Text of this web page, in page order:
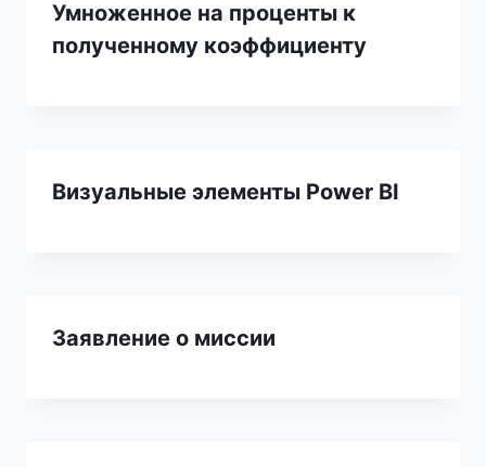
Умноженное на проценты к
полученному коэффициенту
Визуальные элементы Power BI
Заявление о миссии